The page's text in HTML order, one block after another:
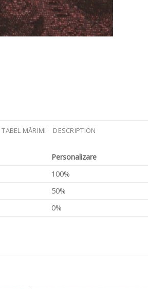
TABEL MĂRIMI DESCRIPTION
Personalizare
100%
50%
0%